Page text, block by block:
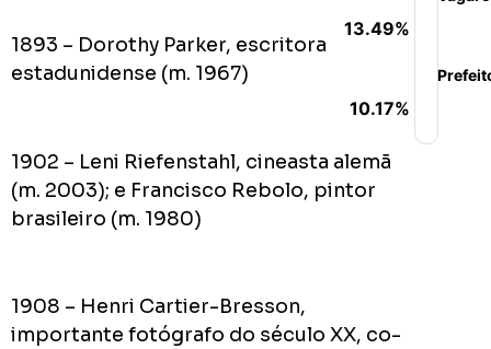
1893 – Dorothy Parker, escritora
estadunidense (m. 1967)
1902 – Leni Riefenstahl, cineasta alemã
(m. 2003); e Francisco Rebolo, pintor
brasileiro (m. 1980)
1908 – Henri Cartier-Bresson,
importante fotógrafo do século XX, co-
13.49%
10.17%